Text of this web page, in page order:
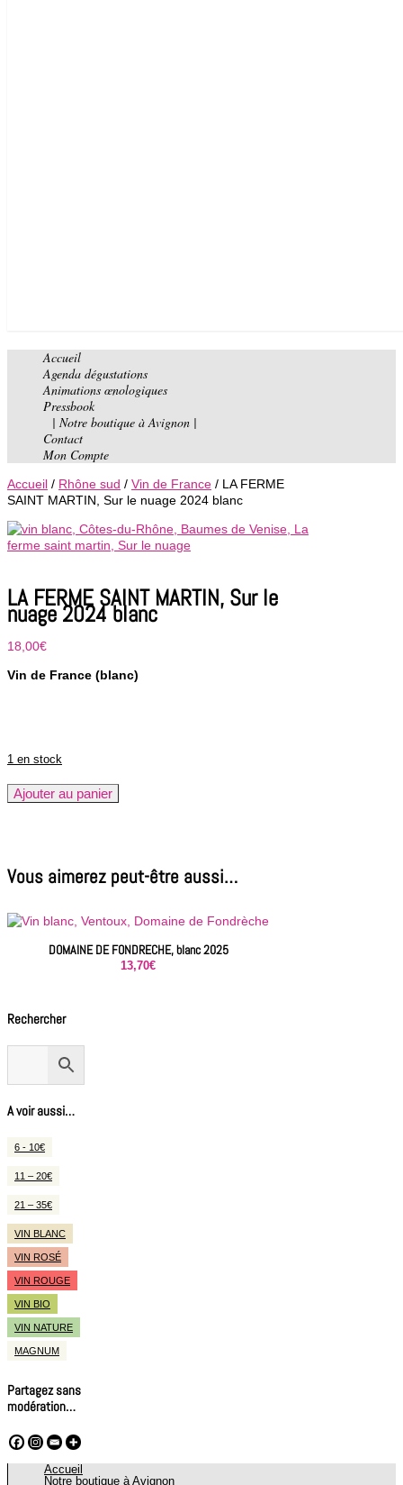
Accueil
Agenda dégustations
Animations œnologiques
Pressbook
| Notre boutique à Avignon |
Contact
Mon Compte
Accueil / Rhône sud / Vin de France / LA FERME
SAINT MARTIN, Sur le nuage 2024 blanc
LA FERME SAINT MARTIN, Sur le
nuage 2024 blanc
18,00€
Vin de France (blanc)
1 en stock
quantité
de
MARTIN,
Sur
nuage
Ajouter au panier
Vous aimerez peut-être aussi…
DOMAINE DE FONDRECHE, blanc 2025
13,70€
Rechercher
A voir aussi…
6 - 10€
11 – 20€
21 – 35€
VIN BLANC
VIN ROSÉ
VIN ROUGE
VIN BIO
VIN NATURE
MAGNUM
Partagez sans
modération…
Accueil
Notre boutique à Avignon